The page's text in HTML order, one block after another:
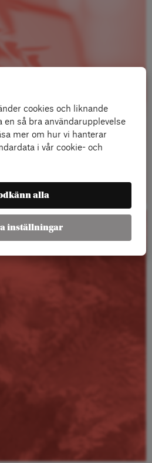
cookies och liknande
så bra användarupplevelse
mer om hur vi hanterar
i vår cookie- och
alla
inställningar